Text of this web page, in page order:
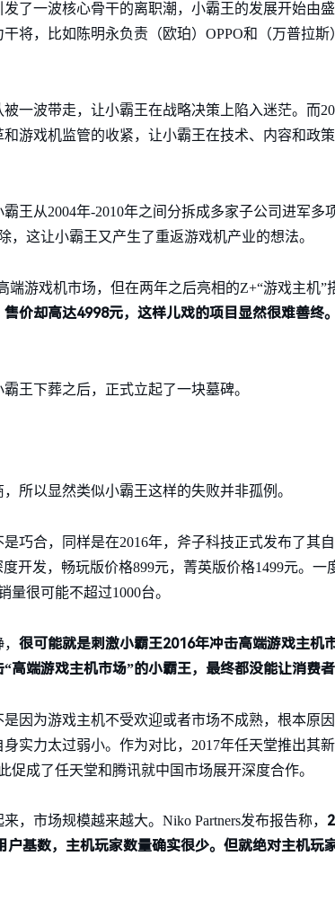
了一波核心骨干的离职潮，小霸王的发展开始由
将，比如陈明永负责（欧珀）OPPO和（万普拉
一波带走，让小霸王在战略决策上陷入迷茫。而
游戏机监管的收紧，让小霸王在技术、内容和政
王从2004年-2010年之间分拆成多家子公司进军多
这让小霸王又产生了重返游戏机产业的想法。
游戏机市场，但在两年之后亮相的Z+“游戏主机”
价却高达4998元，这样儿戏的项目显然很难善终
王下葬之后，正式立起了一块墓碑。
所以显然类似小霸王这样的失败并非孤例。
巧合，同样是在2016年，斧子科技正式发布了其
开发，畅玩版价格899元，菁英版价格1499元。
很可能不超过1000台。
很可能就是刺激小霸王2016年冲击高端游戏主机
端游戏主机市场”的小霸王，最终都没能让消费者
因为游戏主机不受欢迎或者市场不成熟，根本原
实力太过弱小。作为对比，2017年任天堂推出其
成了任天堂和腾讯就中国市场展开深度合作。
，市场规模越来越大。Niko Partners发布报告称，
基数，主机玩家数量确实很少。但就绝对主机玩